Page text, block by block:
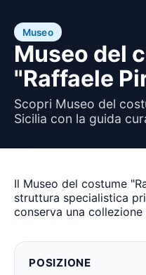
Museo
Museo del
"Raffaele
Scopri Museo del
Sicilia con la guida
Il Museo del costume
struttura specialistica
conserva una
POSIZIONE